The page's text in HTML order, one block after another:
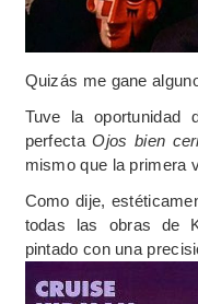
Quizás me gane
Tuve la oportunidad
perfectaOjos bien
mismo que la primera
Como dije,
todas las obras de
pintado con una